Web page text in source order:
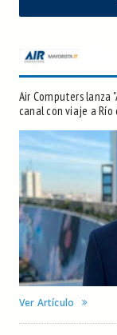
Air Computers lanza
canal con viaje a Río
Ver Artículo